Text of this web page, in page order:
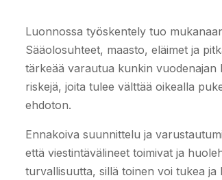
Luonnossa työskentely tuo
Sääolosuhteet, maasto, eläimet ja
tärkeää varautua kunkin vuodenajan
riskejä, joita tulee välttää oikealla
ehdoton.
Ennakoiva suunnittelu ja
että viestintävälineet toimivat ja
turvallisuutta, sillä toinen voi tukea